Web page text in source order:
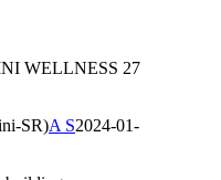
WELLNESS 27
SR)A S2024-01-